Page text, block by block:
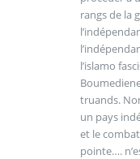
rangs de la
l’islamo
truands.
un pays
et le
pointe….